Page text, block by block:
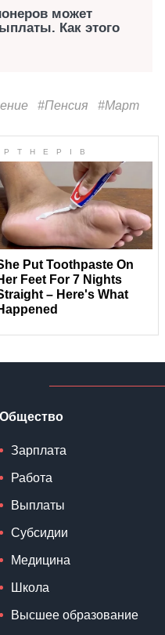
может
Как этого
#Пенсия #Март
Общество
Зарплата
Работа
Выплаты
Субсидии
Медицина
Школа
Высшее образование